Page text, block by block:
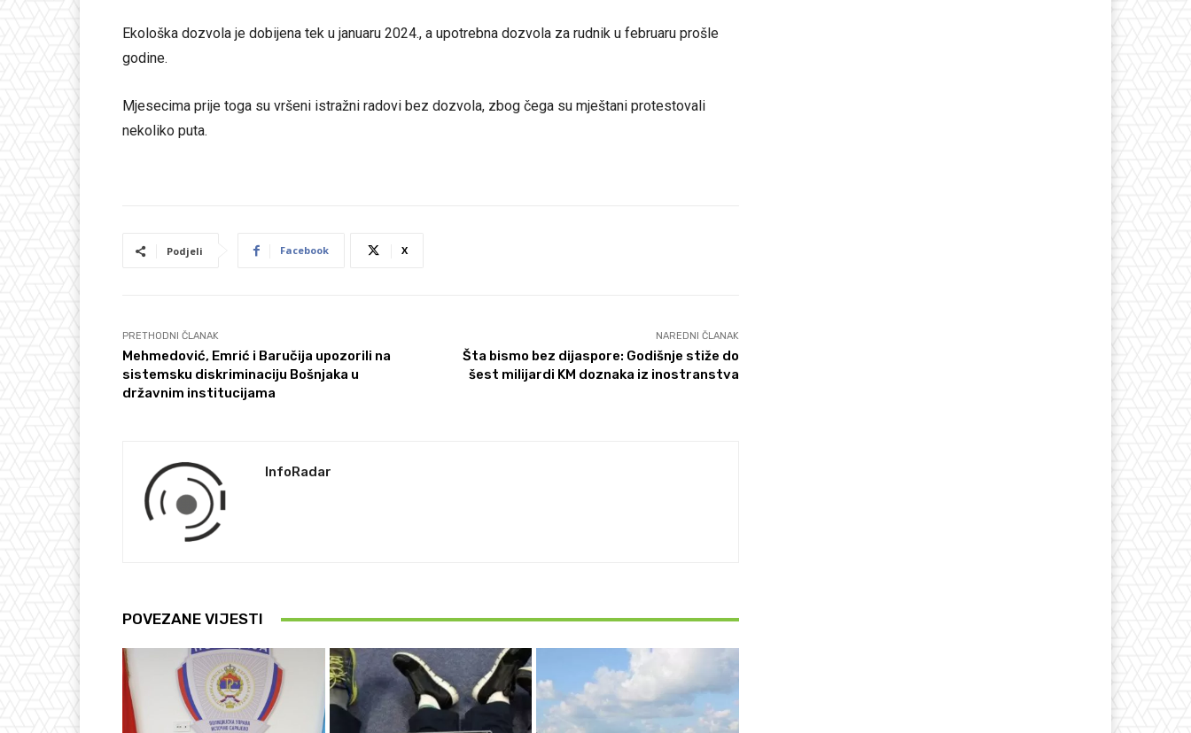
Ekološka dozvola je dobijena tek u januaru 2024., a upotrebna dozvola za rudnik u februaru prošle
godine.
Mjesecima prije toga su vršeni istražni radovi bez dozvola, zbog čega su mještani protestovali
nekoliko puta.
Podjeli Facebook X
PRETHODNI ČLANAK
Mehmedović, Emrić i Baručija upozorili na
sistemsku diskriminaciju Bošnjaka u
državnim institucijama
NAREDNI ČLANAK
Šta bismo bez dijaspore: Godišnje stiže do
šest milijardi KM doznaka iz inostranstva
InfoRadar
POVEZANE VIJESTI